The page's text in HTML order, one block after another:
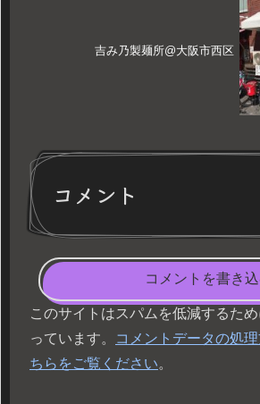
吉み乃製麺所@大阪市西区
コメント
コメントを書き
このサイトはスパムを低減するた
っています。
コメントデータの処
ちらをご覧ください。